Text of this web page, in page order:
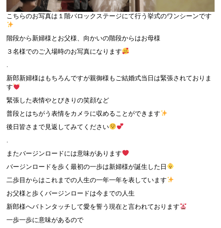
こちらのお写真は１階バロックステージにて行う挙式のワンシーンです
階段から新婦様とお父様、向かいの階段からはお母様
３名様でのご入場時のお写真になります
新郎新婦様はもちろんですが親御様もご結婚式当日は緊張されておりま
す
緊張した表情やとびきりの笑顔など
普段とはちがう表情をカメラに収めることができます
後日皆さまで見返してみてください
またバージンロードには意味があります
バージンロードを歩く最初の一歩は新婦様が誕生した日
二歩目からはこれまでの人生の一年一年を表しています
お父様と歩くバージンロードは今までの人生
新郎様へバトンタッチして愛を誓う現在と言われております
一歩一歩に意味があるので